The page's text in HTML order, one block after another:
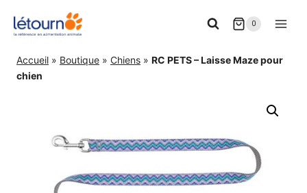
0
Accueil » Boutique » Chiens » RC PETS – Laisse Maze pour
chien